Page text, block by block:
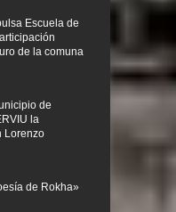
Escuela de
de la comuna
de
la
Lorenzo
de Rokha»